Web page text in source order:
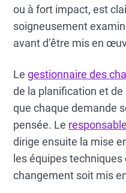
ou à fort impact, est
soigneusement
avant d’être mis en
Legestionnaire des
de la planification et de
que chaque demande
pensée. Le
dirige ensuite la mise
les équipes
changement soit mis